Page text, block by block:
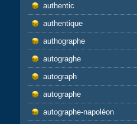
authentic
authentique
authographe
autograghe
autograph
autographe
autographe-napoléon